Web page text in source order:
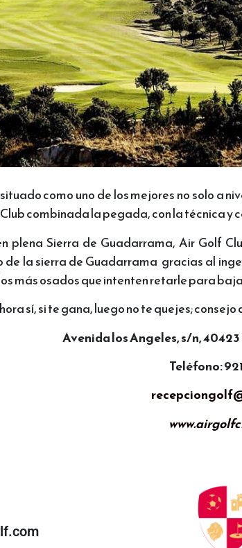
como uno de los mejores no solo a
combinada la pegada, con la técnica y
plena Sierra de Guadarrama, Air Golf
de la sierra de Guadarrama gracias al
más osados que intenten retarle para
sí, si te gana, luego no te quejes;
Avenida los Angeles, s/n,
Teléfono: